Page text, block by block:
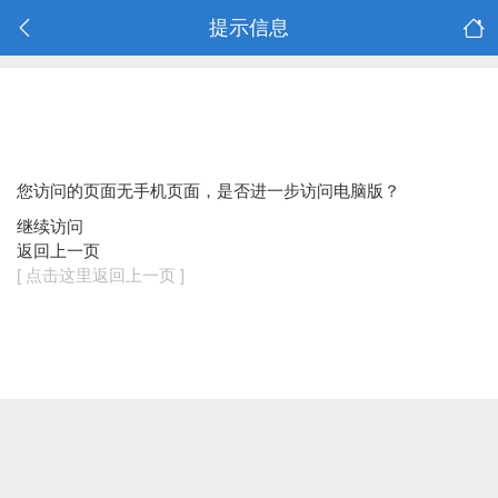
提示信息
您访问的页面无手机页面，是否进一步访问电脑版？
继续访问
返回上一页
[ 点击这里返回上一页 ]